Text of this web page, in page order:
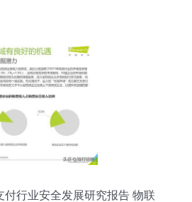
付行业安全发展研究报告 物联